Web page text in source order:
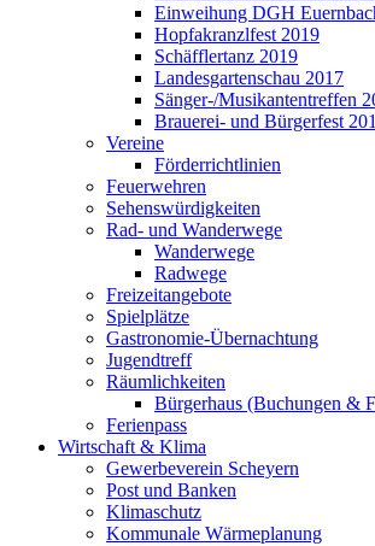
Einweihung DGH
Hopfakranzlfest 2019
Schäfflertanz 2019
Landesgartenschau 2017
Sänger-/Musikantentreffen
Brauerei- und Bürgerfest
Vereine
Förderrichtlinien
Feuerwehren
Sehenswürdigkeiten
Rad- und Wanderwege
Wanderwege
Radwege
Freizeitangebote
Spielplätze
Gastronomie-Übernachtung
Jugendtreff
Räumlichkeiten
Bürgerhaus (Buchungen &
Ferienpass
Wirtschaft & Klima
Gewerbeverein Scheyern
Post und Banken
Klimaschutz
Kommunale Wärmeplanung